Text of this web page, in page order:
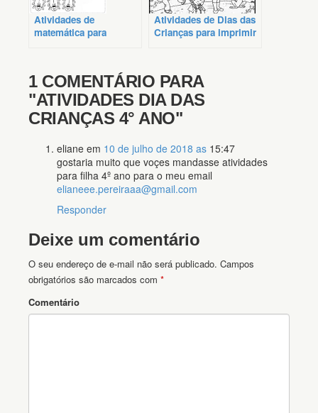
Atividades de
matemática para
Atividades de Dias das
Crianças para imprimir
1 COMENTÁRIO PARA
"ATIVIDADES DIA DAS
CRIANÇAS 4° ANO"
eliane em 10 de julho de 2018 as 15:47
gostaria muito que voçes mandasse atividades
para filha 4º ano para o meu email
elianeee.pereiraaa@gmail.com
Responder
Deixe um comentário
O seu endereço de e-mail não será publicado. Campos
obrigatórios são marcados com *
Comentário